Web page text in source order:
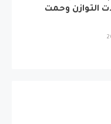
التوازن وحمت